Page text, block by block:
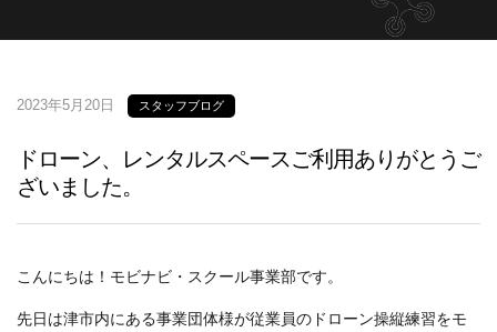
2023年5月20日 スタッフブログ
ドローン、レンタルスペースご利用ありがとうご
ざいました。
こんにちは！モビナビ・スクール事業部です。
先日は津市内にある事業団体様が従業員のドローン操縦練習をモ